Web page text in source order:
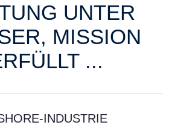
UNTER
MISSION
...
INDUSTRIE